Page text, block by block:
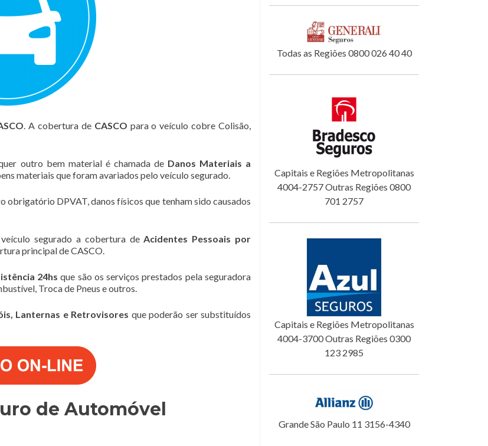
. A cobertura de CASCO para o veículo cobre Colisão,
outro bem material é chamada de Danos Materiais a
materiais que foram avariados pelo veículo segurado.
obrigatório DPVAT, danos físicos que tenham sido causados
segurado a cobertura de Acidentes Pessoais por
principal de CASCO.
24hs que são os serviços prestados pela seguradora
Troca de Pneus e outros.
Lanternas e Retrovisores que poderão ser substituídos
de Automóvel
Todas as Regiões 0800 026 40 40
Capitais e Regiões Metropolitanas
4004-2757 Outras Regiões 0800
701 2757
Capitais e Regiões Metropolitanas
4004-3700 Outras Regiões 0300
123 2985
Grande São Paulo 11 3156-4340